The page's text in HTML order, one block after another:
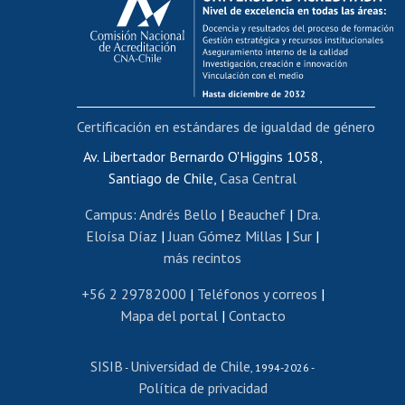
Postulación al AUCAI
Funcionarias/os
Cursos internos de capacitación
Bienestar del personal
Portal de movilidad interna
Certificado de renta
Certificado de renta honorarios
Editar páginas blancas
Extranjeras/os
Revalidación y reconocimiento de títulos
Postulación al Programa de Movilidad Estudiantil
Cursos de español
Av. Libertador Bernardo O'Higgins 1058,
Santiago de Chile, Casa Central
Campus: Andrés Bello | Beauchef| Dra.
Eloísa Díaz |Juan Gómez Millas | Sur |
más recintos
+56 2 29782000 | Teléfonos y correos |
Mapa del portal| Contacto
SISIB - Universidad de Chile, 1994-2026 -
Política de privacidad
Certificación en estándares de igualdad de género